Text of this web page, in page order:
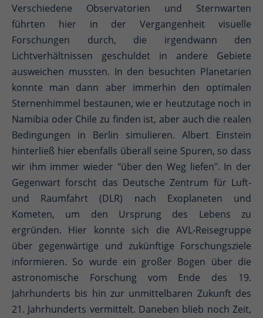
Verschiedene Observatorien und Sternwarten
führten hier in der Vergangenheit visuelle
Forschungen durch, die irgendwann den
Lichtverhältnissen geschuldet in andere Gebiete
ausweichen mussten. In den besuchten Planetarien
konnte man dann aber immerhin den optimalen
Sternenhimmel bestaunen, wie er heutzutage noch in
Namibia oder Chile zu finden ist, aber auch die realen
Bedingungen in Berlin simulieren. Albert Einstein
hinterließ hier ebenfalls überall seine Spuren, so dass
wir ihm immer wieder "über den Weg liefen". In der
Gegenwart forscht das Deutsche Zentrum für Luft-
und Raumfahrt (DLR) nach Exoplaneten und
Kometen, um den Ursprung des Lebens zu
ergründen. Hier konnte sich die AVL-Reisegruppe
über gegenwärtige und zukünftige Forschungsziele
informieren. So wurde ein großer Bogen über die
astronomische Forschung vom Ende des 19.
Jahrhunderts bis hin zur unmittelbaren Zukunft des
21. Jahrhunderts vermittelt. Daneben blieb noch Zeit,